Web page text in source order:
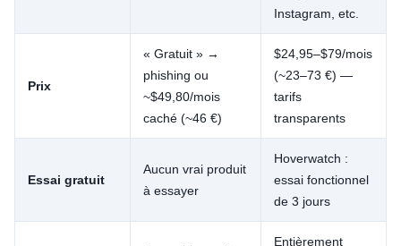
Instagram, etc.
Prix
« Gratuit » →
phishing ou
~$49,80/mois
caché (~46 €)
$24,95–$79/mois
(~23–73 €) —
tarifs
transparents
Essai gratuit
Aucun vrai produit
à essayer
Hoverwatch :
essai fonctionnel
de 3 jours
Entièrement